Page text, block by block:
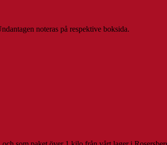
noteras på respektive boksida.